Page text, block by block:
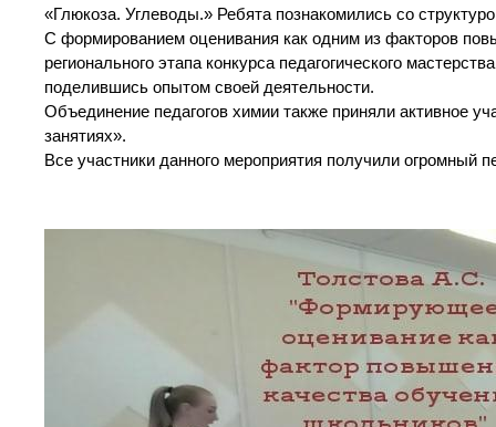
«Глюкоза. Углеводы.» Ребята познакомились со
С формированием оценивания как одним из факторов
регионального этапа конкурса педагогического
поделившись опытом своей деятельности.
Объединение педагогов химии также приняли активное
занятиях».
Все участники данного мероприятия получили огромный